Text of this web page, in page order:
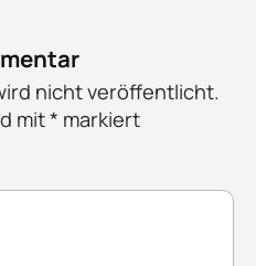
nicht veröffentlicht.
mit* markiert